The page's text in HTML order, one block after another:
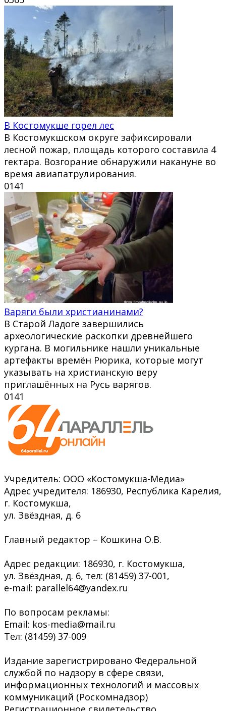
В Костомукше горел лес
В Костомукшском округе зафиксировали
лесной пожар, площадь которого составила 4
гектара. Возгорание обнаружили накануне во
время авиапатрулирования.
0141
Варяги были христианинами?
В Старой Ладоге завершились
археологические раскопки древнейшего
кургана. В могильнике нашли уникальные
артефакты времён Рюрика, которые могут
указывать на христианскую веру
приглашённых на Русь варягов.
0141
Учредитель: ООО «Костомукша-Медиа»
Адрес учредителя: 186930, Республика Карелия,
г. Костомукша,
ул. Звёздная, д. 6
Главный редактор – Кошкина О.В.
Адрес редакции: 186930, г. Костомукша,
ул. Звёздная, д. 6, тел: (81459) 37-001,
e-mail: parallel64@yandex.ru
По вопросам рекламы:
Email: kos-media@mail.ru
Тел: (81459) 37-009
Издание зарегистрировано Федеральной
службой по надзору в сфере связи,
информационных технологий и массовых
коммуникаций (Роскомнадзор)